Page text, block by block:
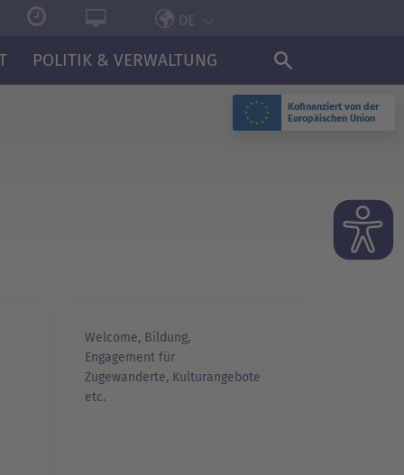
Kofinanziert von der
Europäischen Union
DE
POLITIK & VERWALTUNG
Welcome, Bildung,
Engagement für
Zugewanderte, Kulturangebote
etc.